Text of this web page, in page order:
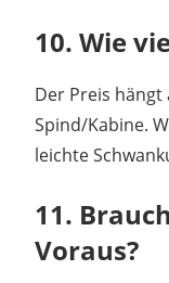
10. Wie
Der Preis hängt
Spind/Kabine.
leichte
11.
Voraus?